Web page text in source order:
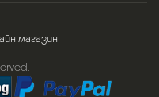
магазин